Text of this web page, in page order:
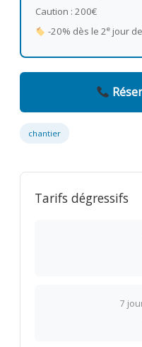
Caution : 200€
-20% dès le 2ejour
chantier
Tarifs dégressifs
7